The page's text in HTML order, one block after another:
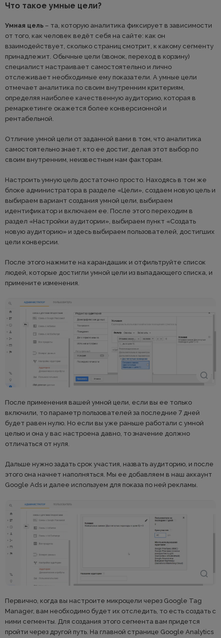
Что такое умные цели?
Умная цель – та, которую аналитика фиксирует в зависимости
от того, как человек ведёт себя на сайте: как он
взаимодействует, сколько страниц смотрит, к какому сегменту
принадлежит. Обычные цели (звонок, переход в корзину)
специалист настраивает самостоятельно и лично
отслеживает необходимые ему показатели. А умные цели
отмечает аналитика по своим внутренним критериям,
определяя наиболее качественную аудиторию, которая в
ремаркетинге окажется более конверсионной и
рентабельной.
Отличие умной цели от заданной вами в том, что аналитика
самостоятельно знает, кто ее достиг, делая этот выбор по
своим внутренним, неизвестным нам факторам.
Настроить умную цель достаточно просто. Находясь в том же
блоке администратора в разделе «Цели», создаем новую цель и
выбираем вариант создания умной цели, выбираем
идентификатор и включаем ее. После этого переходим в
раздел «Настройки аудитории», выбираем пункт «Создать
новую аудиторию» и здесь выбираем пользователей, достигших
цели конверсии.
После этого нажмите на карандашик и отфильтруйте список
людей, которые достигли умной цели из выпадающего списка, и
примените изменения.
После применения вашей умной цели, если вы ее только
включили, то параметр пользователей за последние 7 дней
будет равен нулю. Но если вы уже раньше работали с умной
целью и она у вас настроена давно, то значение должно
отличаться от нуля.
Дальше нужно задать срок участия, назвать аудиторию, и после
этого она начнет наполняться. Мы ее добавляем в наш аккаунт
Google Ads и далее используем для показа по ней рекламы.
Первично, когда вы настроите микроцели через Google Tag
Manager, вам необходимо будет их отследить, то есть создать с
ними сегменты. Для создания этого сегмента вам придется
пройти через другой путь. На главной странице Google Analytics